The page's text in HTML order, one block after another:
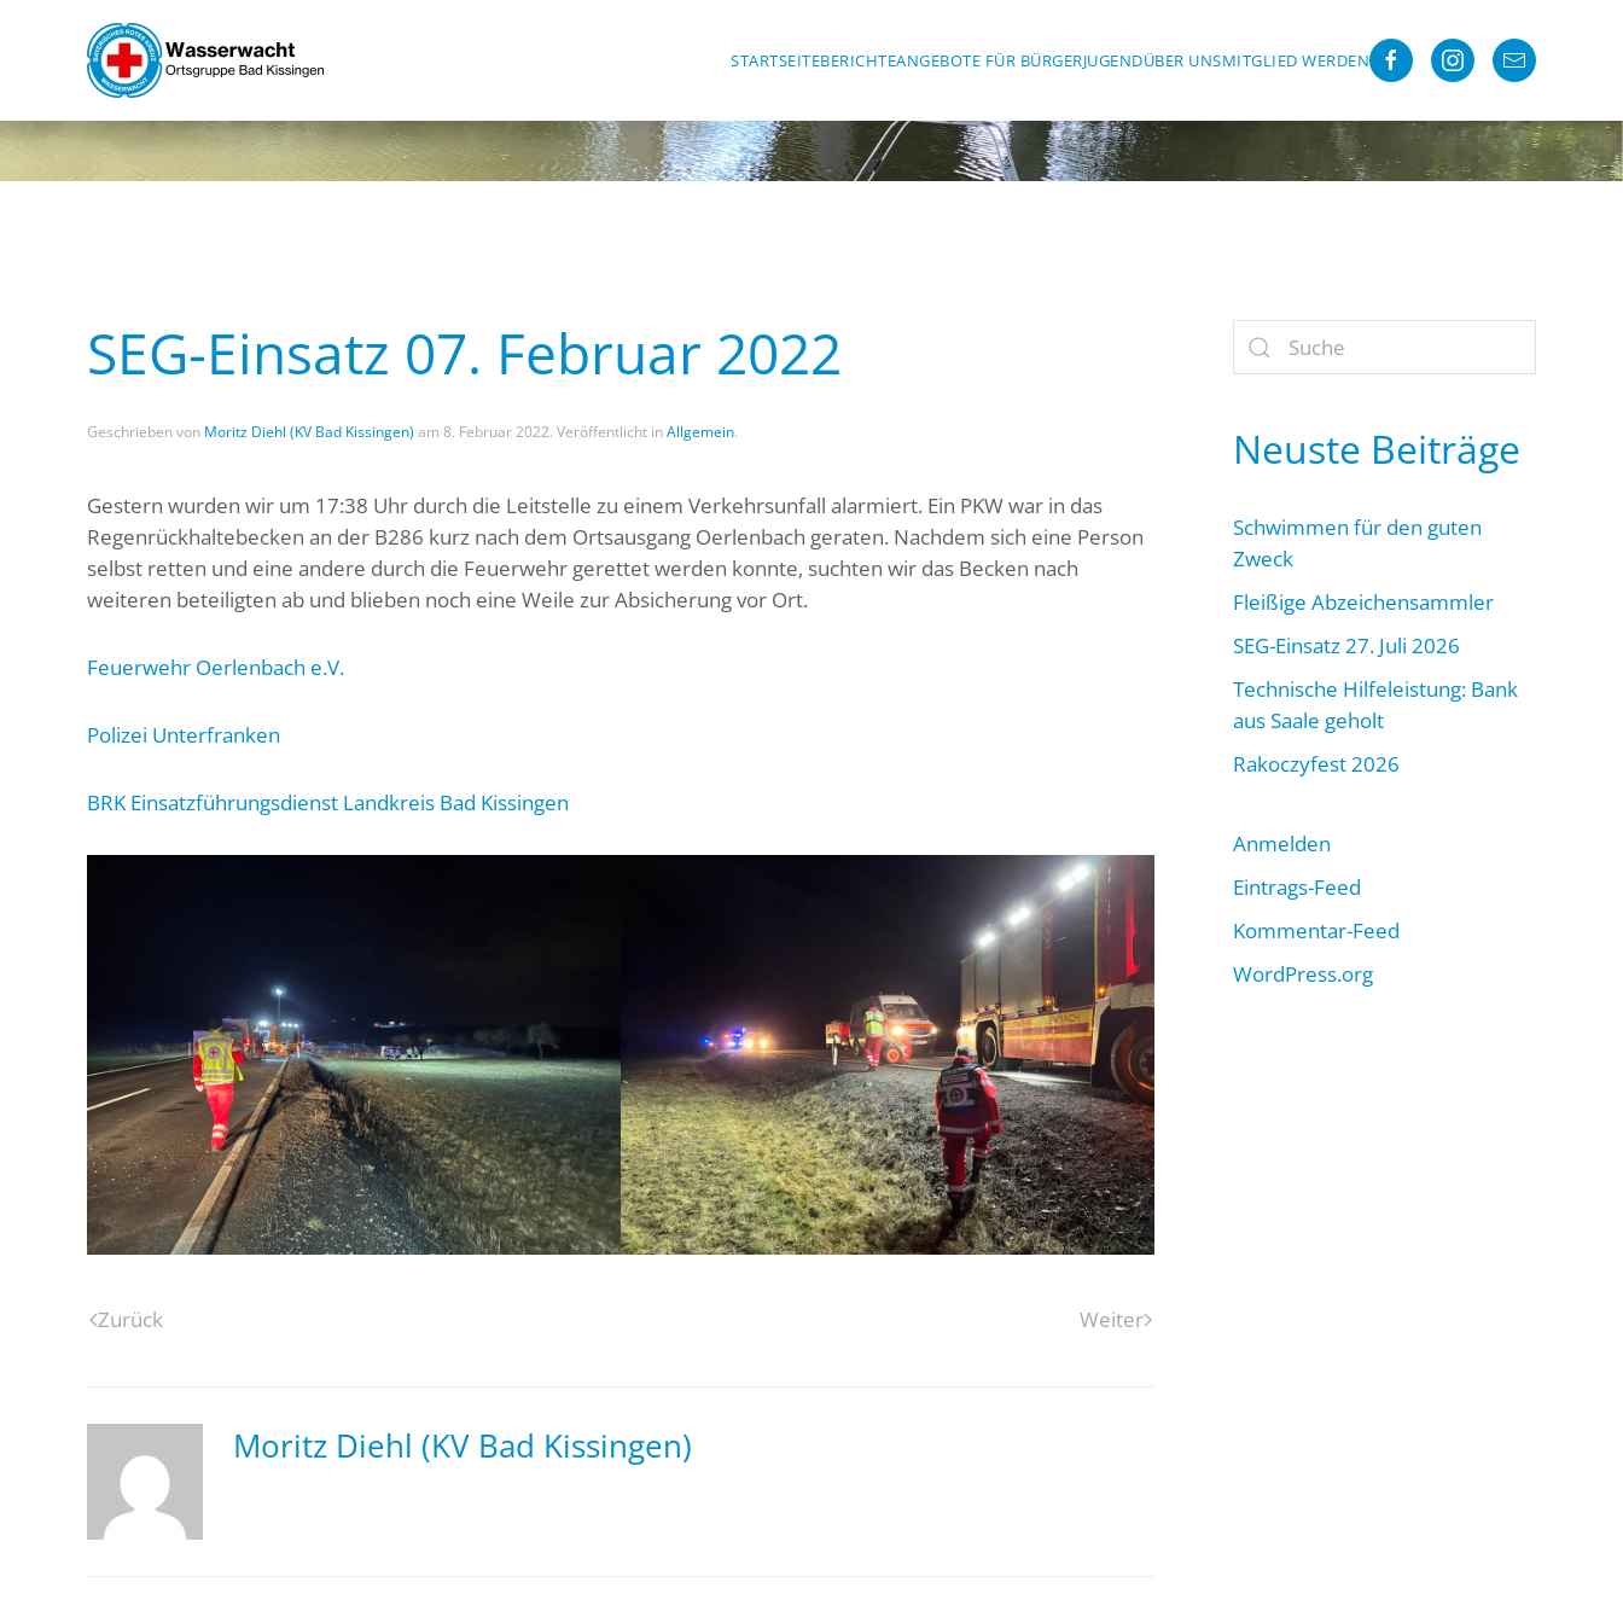
Skip to main content STARTSEITEBERICHTEANGEBOTE FÜR BÜRGERJUGENDÜBER UNSMITGLIED WERDEN
SEG-Einsatz 07. Februar 2022
Geschrieben von Moritz Diehl (KV Bad Kissingen) am 8. Februar 2022. Veröffentlicht inAllgemein.
Gestern wurden wir um 17:38 Uhr durch die Leitstelle zu einem Verkehrsunfall alarmiert. Ein PKW war in das
Regenrückhaltebecken an der B286 kurz nach dem Ortsausgang Oerlenbach geraten. Nachdem sich eine Person
selbst retten und eine andere durch die Feuerwehr gerettet werden konnte, suchten wir das Becken nach
weiteren beteiligten ab und blieben noch eine Weile zur Absicherung vor Ort.
Feuerwehr Oerlenbach e.V.
Polizei Unterfranken
BRK Einsatzführungsdienst Landkreis Bad Kissingen
Zurück Weiter
Moritz Diehl (KV Bad Kissingen)
Neuste Beiträge
Schwimmen für den guten
Zweck
Fleißige Abzeichensammler
SEG-Einsatz 27. Juli 2026
Technische Hilfeleistung: Bank
aus Saale geholt
Rakoczyfest 2026
Anmelden
Eintrags-Feed
Kommentar-Feed
WordPress.org